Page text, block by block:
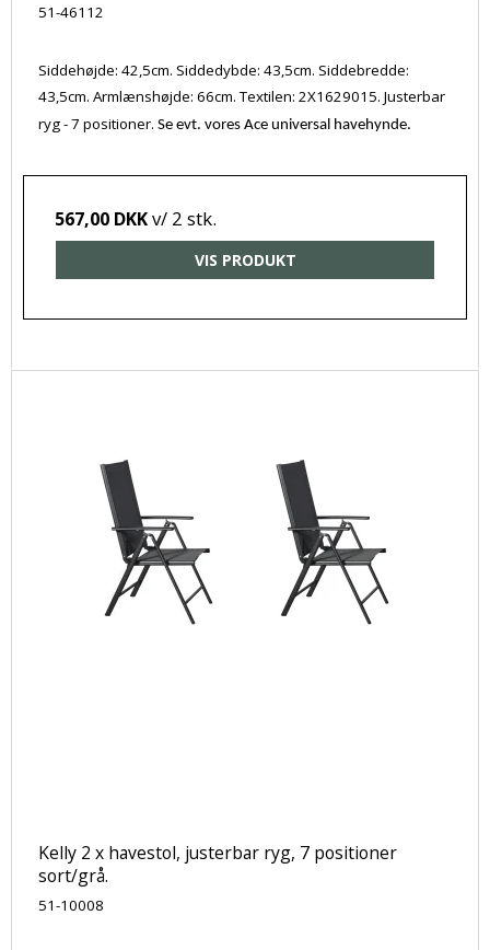
51-46112
Siddehøjde: 42,5cm. Siddedybde: 43,5cm. Siddebredde:
43,5cm. Armlænshøjde: 66cm. Textilen: 2X1629015. Justerbar
ryg - 7 positioner. Se evt. vores Ace universal havehynde.
567,00 DKKv/ 2 stk.
VIS PRODUKT
Kelly 2 x havestol, justerbar ryg, 7 positioner
sort/grå.
51-10008